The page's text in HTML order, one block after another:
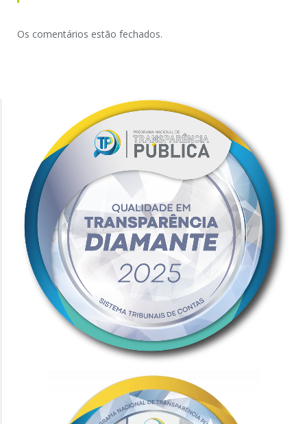
Os comentários estão fechados.